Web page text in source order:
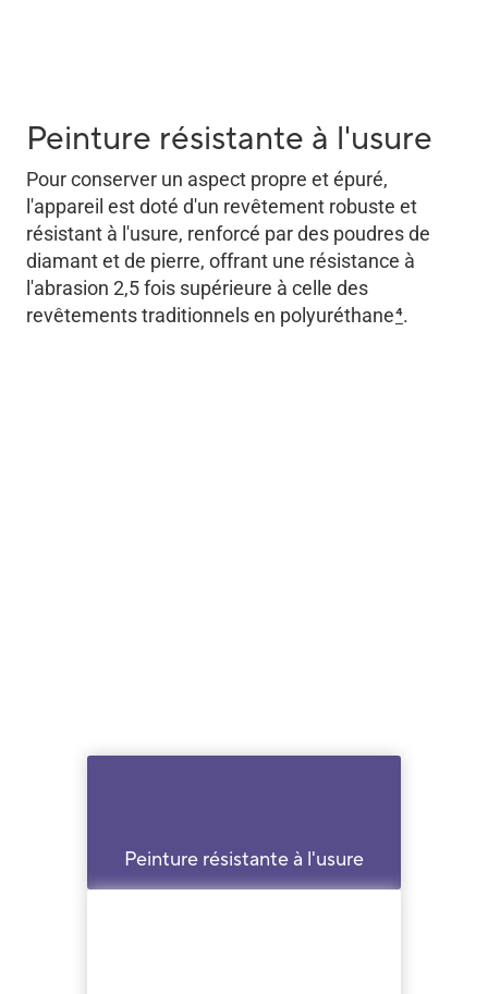
Peinture résistante à l'usure
Pour conserver un aspect propre et épuré,
l'appareil est doté d'un revêtement robuste et
résistant à l'usure, renforcé par des poudres de
diamant et de pierre, offrant une résistance à
l'abrasion 2,5 fois supérieure à celle des
revêtements traditionnels en polyuréthane4.
Peinture résistante à l'usure